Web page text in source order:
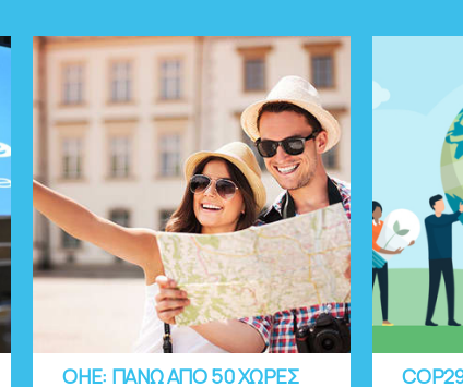
OHE: ΠΑΝΩ ΑΠΟ 50 ΧΩΡΕΣ